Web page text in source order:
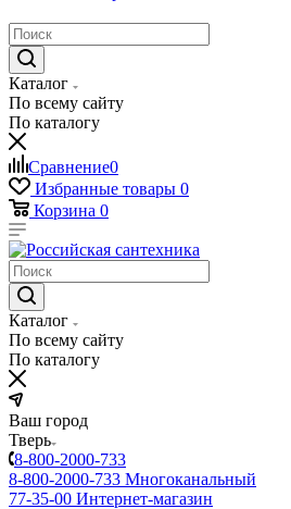
Каталог
По всему сайту
По каталогу
Сравнение0
Избранные товары 0
Корзина 0
Каталог
По всему сайту
По каталогу
Ваш город
Тверь
8-800-2000-733
8-800-2000-733 Многоканальный
77-35-00 Интернет-магазин